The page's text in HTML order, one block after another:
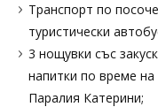
Транспорт по
туристически
3 нощувки със
напитки по време
Паралия Катерини;